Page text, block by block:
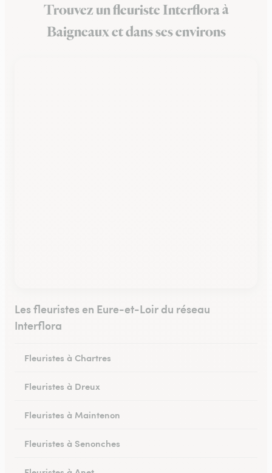
Trouvez un fleuriste Interflora à
Baigneaux et dans ses environs
Les fleuristes en Eure-et-Loir du réseau
Interflora
Fleuristes à Chartres
Fleuristes à Dreux
Fleuristes à Maintenon
Fleuristes à Senonches